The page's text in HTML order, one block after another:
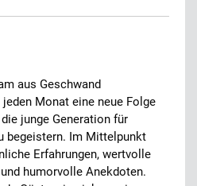
aus Geschwand
Monat eine neue Folge
junge Generation für
begeistern. Im Mittelpunkt
Erfahrungen, wertvolle
humorvolle Anekdoten.